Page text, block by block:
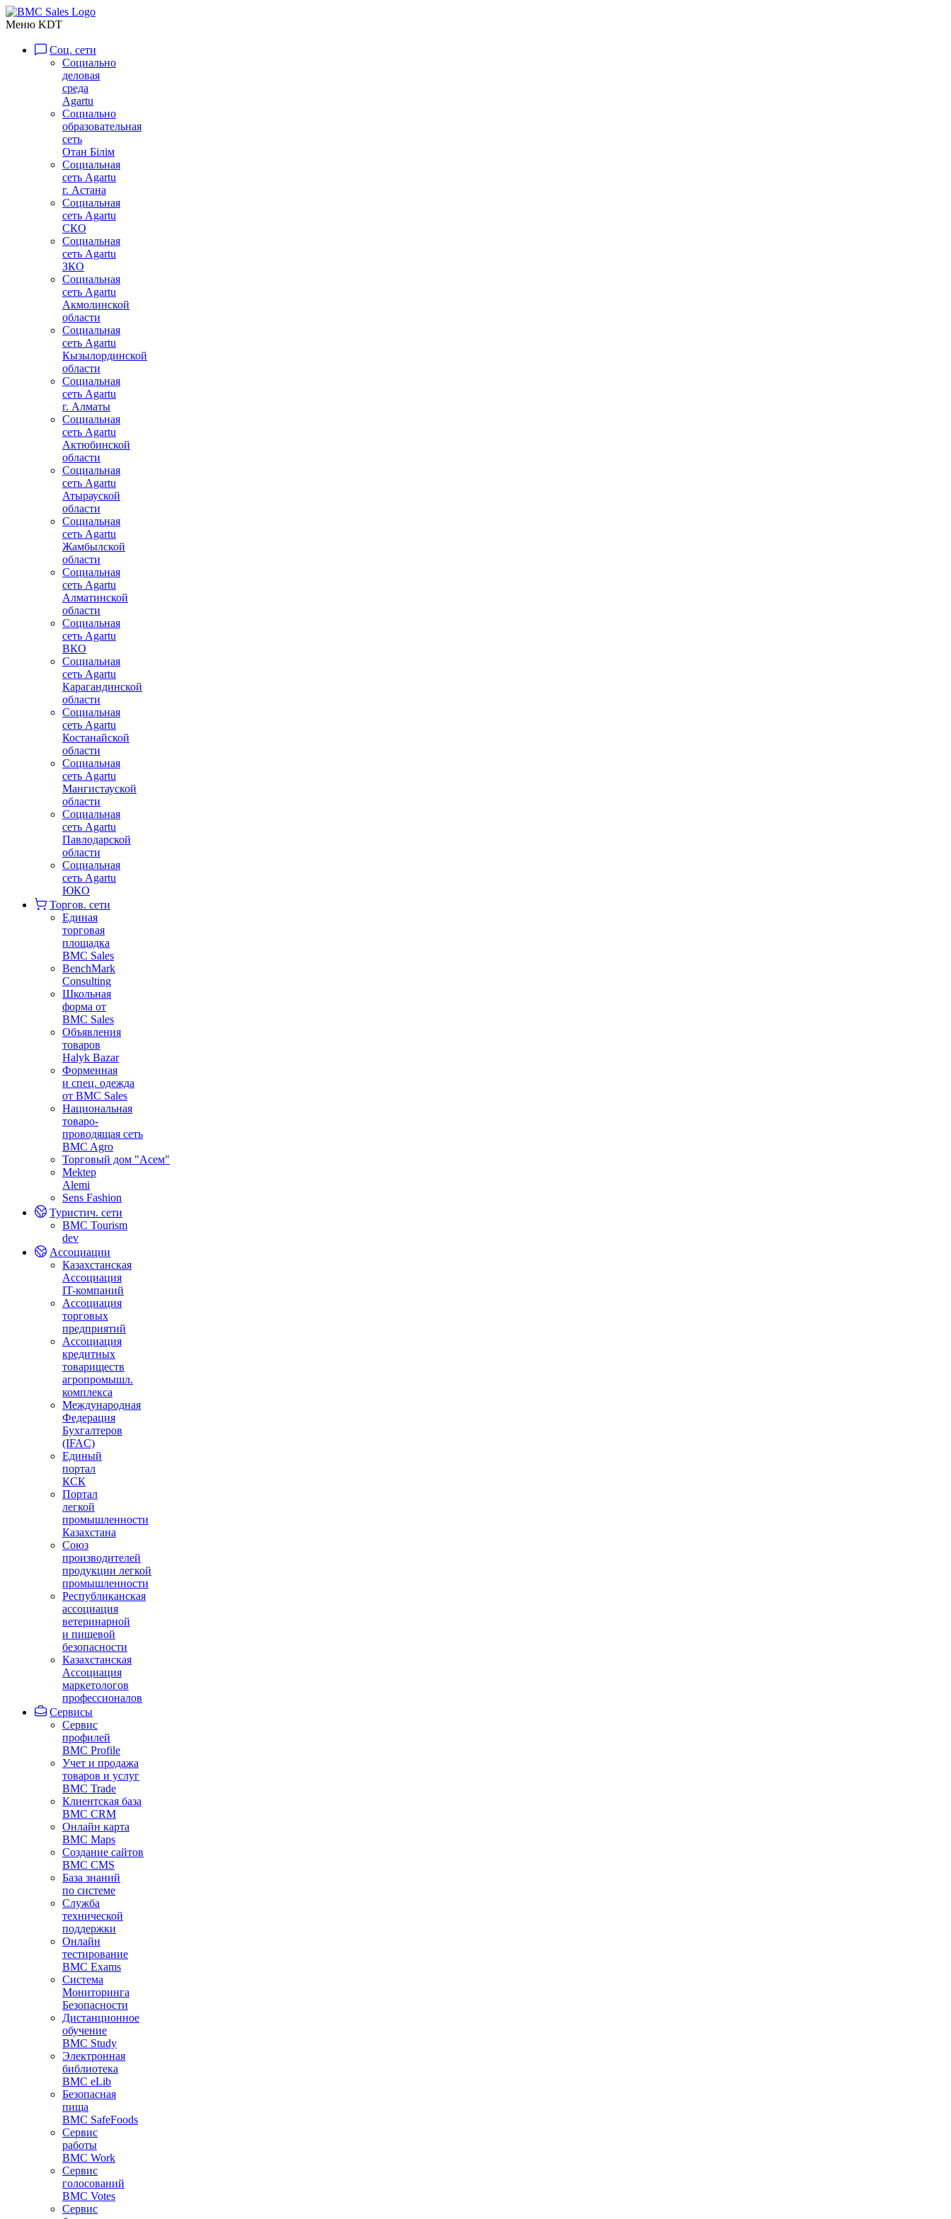
Меню KDT
Соц. сети
Социально
деловая
среда
Agartu
Социально
образовательная
сеть
Отан Бiлiм
Социальная
сеть Agartu
г. Астана
Социальная
сеть Agartu
СКО
Социальная
сеть Agartu
ЗКО
Социальная
сеть Agartu
Акмолинской
области
Социальная
сеть Agartu
Кызылординской
области
Социальная
сеть Agartu
г. Алматы
Социальная
сеть Agartu
Актюбинской
области
Социальная
сеть Agartu
Атырауской
области
Социальная
сеть Agartu
Жамбылской
области
Социальная
сеть Agartu
Алматинской
области
Социальная
сеть Agartu
ВКО
Социальная
сеть Agartu
Карагандинской
области
Социальная
сеть Agartu
Костанайской
области
Социальная
сеть Agartu
Мангистауской
области
Социальная
сеть Agartu
Павлодарской
области
Социальная
сеть Agartu
ЮКО
Торгов. сети
Единая
торговая
площадка
BMC Sales
BenchMark
Consulting
Школьная
форма от
BMC Sales
Объявления
товаров
Halyk Bazar
Форменная
и спец. одежда
от BMC Sales
Национальная
товаро-
проводящая сеть
BMC Agro
Торговый дом "Асем"
Mektep
Alemi
Sens Fashion
Туристич. сети
BMC Tourism
dev
Ассоциации
Казахстанская
Ассоциация
IT-компаний
Ассоциация
торговых
предприятий
Ассоциация
кредитных
товариществ
агропромышл.
комплекса
Международная
Федерация
Бухгалтеров
(IFAC)
Единый
портал
КСК
Портал
легкой
промышленности
Казахстана
Союз
производителей
продукции легкой
промышленности
Республиканская
ассоциация
ветеринарной
и пищевой
безопасности
Казахстанская
Ассоциация
маркетологов
профессионалов
Сервисы
Сервис
профилей
BMC Profile
Учет и продажа
товаров и услуг
BMC Trade
Клиентская база
BMC CRM
Онлайн карта
BMC Maps
Создание сайтов
BMC CMS
База знаний
по системе
Служба
технической
поддержки
Онлайн
тестирование
BMC Exams
Система
Мониторинга
Безопасности
Дистанционное
обучение
BMC Study
Электронная
библиотека
BMC eLib
Безопасная
пища
BMC SafeFoods
Сервис
работы
BMC Work
Сервис
голосований
BMC Votes
Сервис